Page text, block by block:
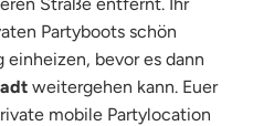
Partyboots schön
bevor es dann
weitergehen kann. Euer
mobile Partylocation